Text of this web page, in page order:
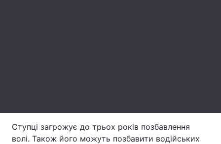
Послуги
Ступці загрожує до трьох років позбавлення
волі. Також його можуть позбавити водійських